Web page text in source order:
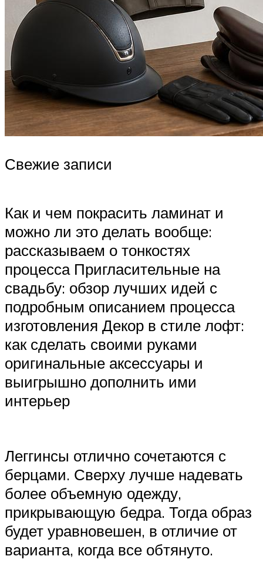
Свежие записи
Как и чем покрасить ламинат и
можно ли это делать вообще:
рассказываем о тонкостях
процесса Пригласительные на
свадьбу: обзор лучших идей с
подробным описанием процесса
изготовления Декор в стиле лофт:
как сделать своими руками
оригинальные аксессуары и
выигрышно дополнить ими
интерьер
Леггинсы отлично сочетаются с
берцами. Сверху лучше надевать
более объемную одежду,
прикрывающую бедра. Тогда образ
будет уравновешен, в отличие от
варианта, когда все обтянуто.